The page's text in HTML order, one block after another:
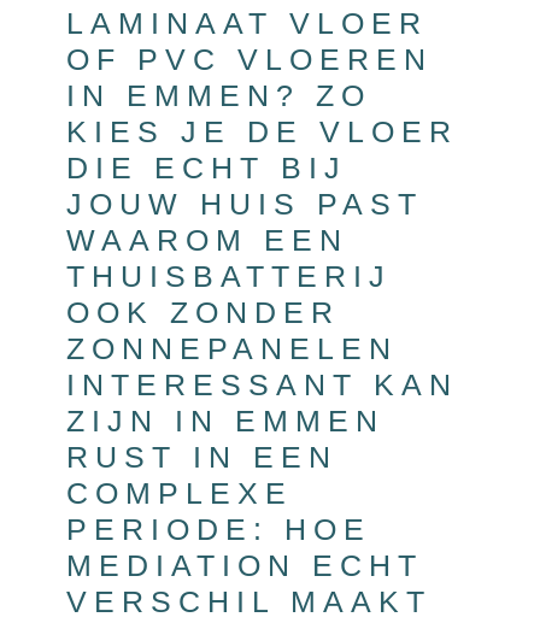
LAMINAAT VLOER
OF PVC VLOEREN
IN EMMEN? ZO
KIES JE DE VLOER
DIE ECHT BIJ
JOUW HUIS PAST
WAAROM EEN
THUISBATTERIJ
OOK ZONDER
ZONNEPANELEN
INTERESSANT KAN
ZIJN IN EMMEN
RUST IN EEN
COMPLEXE
PERIODE: HOE
MEDIATION ECHT
VERSCHIL MAAKT